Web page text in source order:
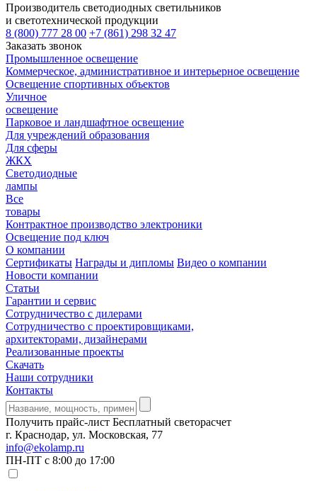
Производитель светодиодных светильников
и светотехнической продукции
8 (800) 777 28 00 +7 (861) 298 32 47
Заказать звонок
Промышленное освещение
Коммерческое, административное и интерьерное освещение
Освещение спортивных объектов
Уличное
освещение
Парковое и ландшафтное освещение
Для учреждений образования
Для сферы
ЖКХ
Светодиодные
лампы
Все
товары
Контрактное производство электроники
Освещение под ключ
О компании
Сертификаты Награды и дипломы Видео о компании
Новости компании
Статьи
Гарантии и сервис
Сотрудничество с дилерами
Сотрудничество с проектировщиками,
архитекторами, дизайнерами
Реализованные проекты
Скачать
Наши сотрудники
Контакты
Получить прайс-лист Бесплатный светорасчет
г. Краснодар, ул. Московская, 77
info@ekolamp.ru
ПН-ПТ с 8:00 до 17:00